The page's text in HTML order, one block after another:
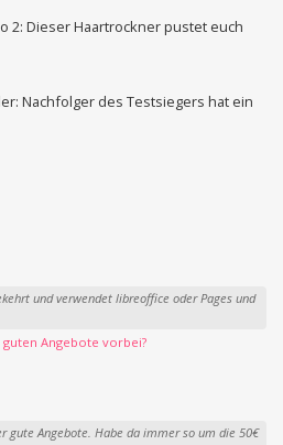
2: Dieser Haartrockner pustet euch
Nachfolger des Testsiegers hat ein
und verwendet libreoffice oder Pages und
Angebote vorbei?
gute Angebote. Habe da immer so um die 50€